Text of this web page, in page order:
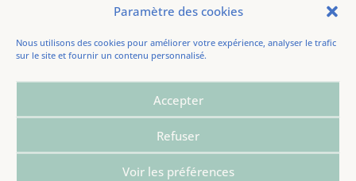
Paramètre des cookies
Nous utilisons des cookies pour améliorer votre expérience, analyser le trafic
sur le site et fournir un contenu personnalisé.
Accepter
Refuser
Voir les préférences
contre le confort des sanitaires intégrés.
Erdeven, le 24/04/2022.